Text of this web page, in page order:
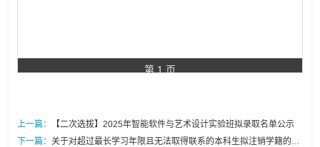
第 1 页
上一篇：
【二次选拔】2025年智能软件与艺术设计实验班拟录取名单公示
下一篇： 关于对超过最长学习年限且无法取得联系的本科生拟注销学籍的公